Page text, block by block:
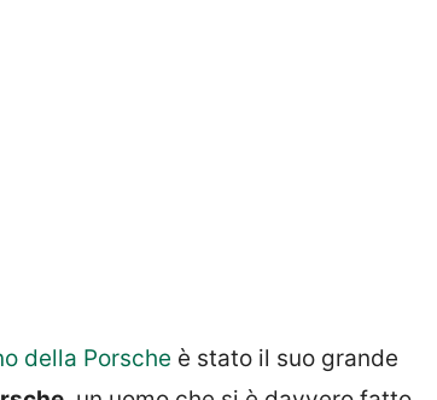
della Porsche è stato il suo grande